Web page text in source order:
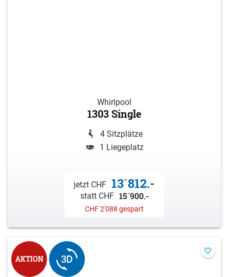
Whirlpool
1303 Single
4 Sitzplätze
1 Liegeplatz
jetzt CHF 13´812.-
statt CHF 15´900.-
CHF 2'088 gespart
AKTION